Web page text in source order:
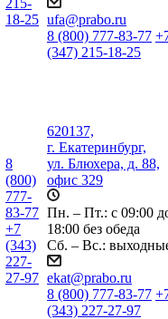
18-25 ufa@prabo.ru
8 (800) 777-83-77
(347) 215-18-25
8
(800)
777-
83-77
+7
(343)
227-
27-97
620137,
г. Екатеринбург,
ул. Блюхера, д. 88,
офис 329
Пн. – Пт.: с 09:00
18:00 без обеда
Сб. – Вс.:
ekat@prabo.ru
8 (800) 777-83-77
(343) 227-27-97